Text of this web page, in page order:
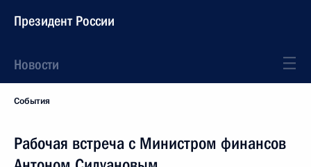
Президент России
Новости
События
Рабочая встреча с Министром финансов